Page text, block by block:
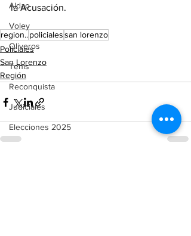
Aldao
Voley
Oliveros
Tenis
Reconquista
Judiciales
Elecciones 2025
la Acusación.
region..policialessan lorenzo
Policiales
San Lorenzo
Región